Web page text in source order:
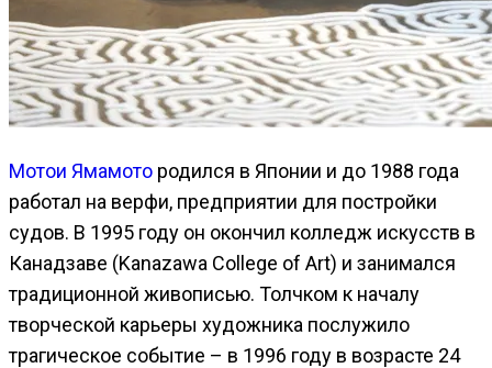
Мотои Ямамото родился в Японии и до 1988 года
работал на верфи, предприятии для постройки
судов. В 1995 году он окончил колледж искусств в
Канадзаве (Kanazawa College of Art) и занимался
традиционной живописью. Толчком к началу
творческой карьеры художника послужило
трагическое событие – в 1996 году в возрасте 24